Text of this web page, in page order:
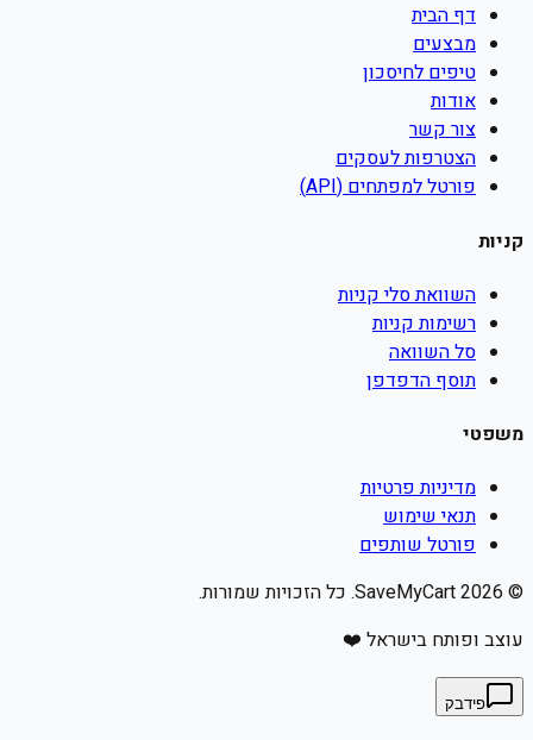
דף הבית
מבצעים
טיפים לחיסכון
אודות
צור קשר
הצטרפות לעסקים
פורטל למפתחים (API)
קניות
השוואת סלי קניות
רשימות קניות
סל השוואה
תוסף הדפדפן
משפטי
מדיניות פרטיות
תנאי שימוש
פורטל שותפים
©
2026
עוצב ופותח בישראל ❤️
פידבק